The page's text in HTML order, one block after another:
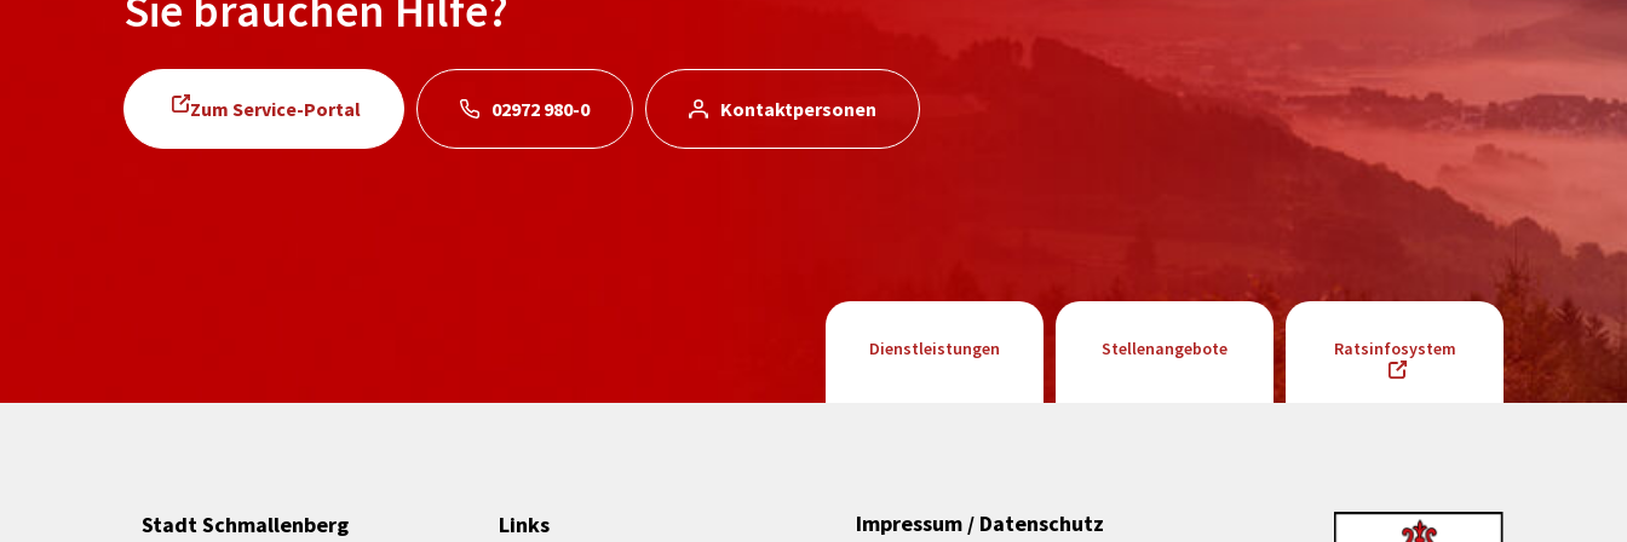
Zum Service-Portal 02972 980-0 Kontaktpersonen
Dienstleistungen Stellenangebote Ratsinfosystem
Stadt Schmallenberg Links Impressum / Datenschutz